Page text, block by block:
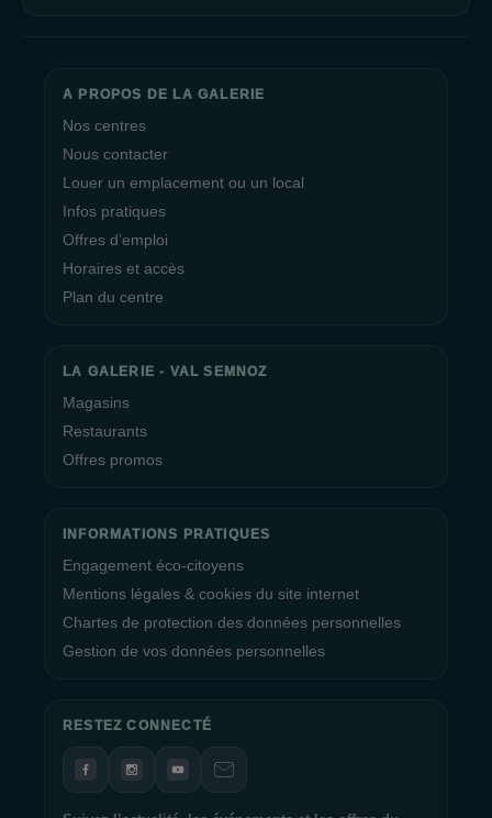
A PROPOS DE LA GALERIE
Nos centres
Nous contacter
Louer un emplacement ou un local
Infos pratiques
Offres d’emploi
Horaires et accès
Plan du centre
LA GALERIE - VAL SEMNOZ
Magasins
Restaurants
Offres promos
INFORMATIONS PRATIQUES
Engagement éco-citoyens
Mentions légales & cookies du site internet
Chartes de protection des données personnelles
Gestion de vos données personnelles
RESTEZ CONNECTÉ